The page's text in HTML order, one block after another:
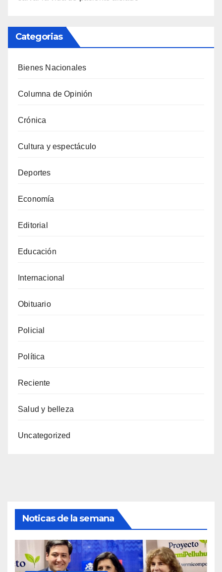
Categorias
Bienes Nacionales
Columna de Opinión
Crónica
Cultura y espectáculo
Deportes
Economía
Editorial
Educación
Internacional
Obituario
Policial
Política
Reciente
Salud y belleza
Uncategorized
Noticas de la semana